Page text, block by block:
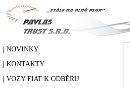
| NOVINKY
| KONTAKTY
| VOZY FIAT K ODBĚRU